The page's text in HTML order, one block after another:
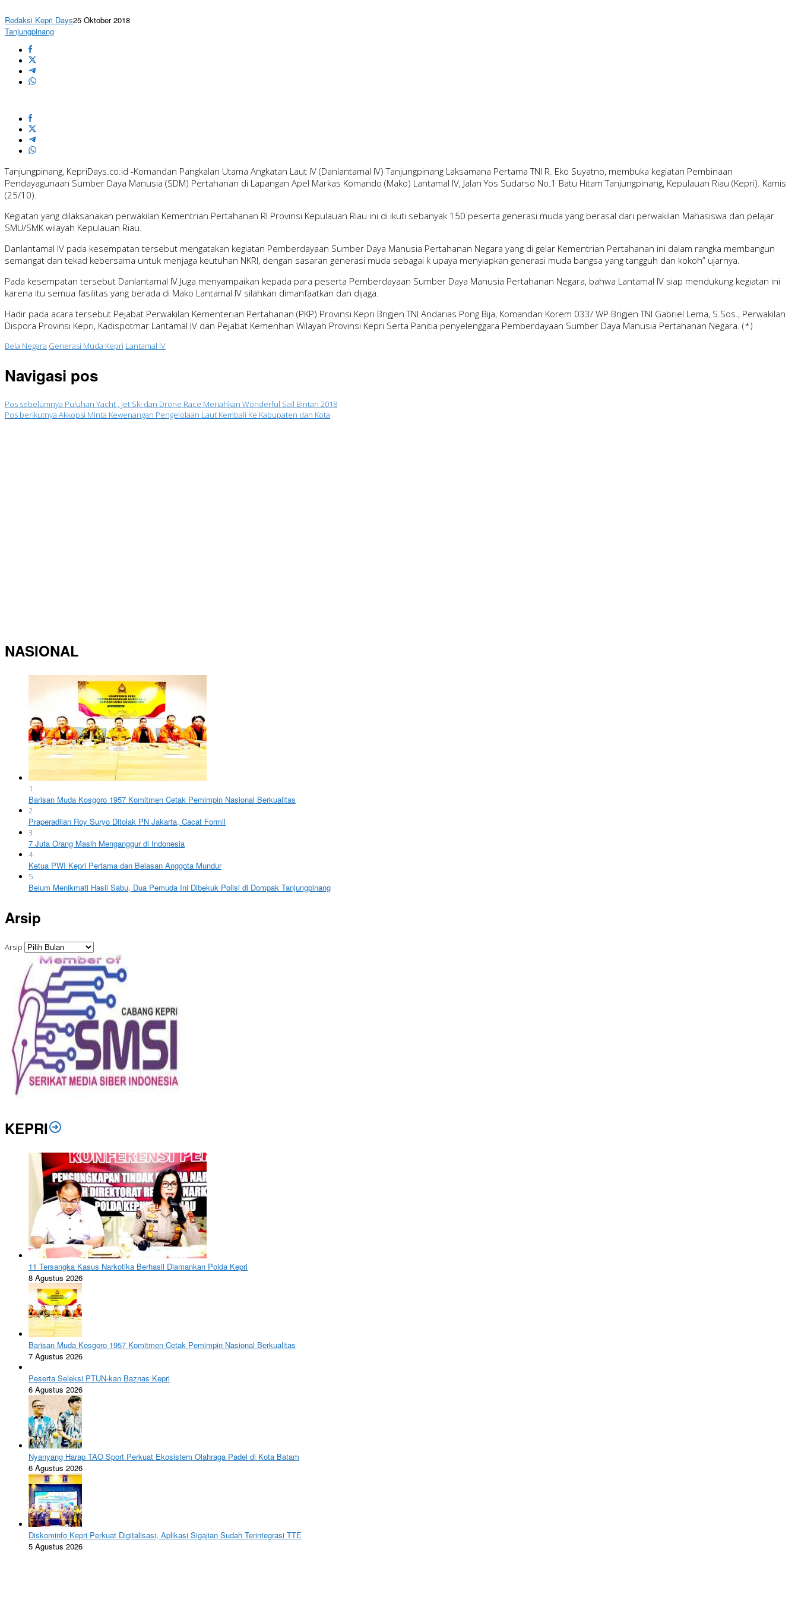
Redaksi Kepri Days25 Oktober 2018
Tanjungpinang
Tanjungpinang, KepriDays.co.id -Komandan Pangkalan Utama Angkatan Laut IV (Danlantamal IV) Tanjungpinang Laksamana Pertama TNI R. Eko Suyatno, membuka kegiatan Pembinaan
Pendayagunaan Sumber Daya Manusia (SDM) Pertahanan di Lapangan Apel Markas Komando (Mako) Lantamal IV, Jalan Yos Sudarso No.1 Batu Hitam Tanjungpinang, Kepulauan Riau (Kepri). Kamis
(25/10).
Kegiatan yang dilaksanakan perwakilan Kementrian Pertahanan RI Provinsi Kepulauan Riau ini di ikuti sebanyak 150 peserta generasi muda yang berasal dari perwakilan Mahasiswa dan pelajar
SMU/SMK wilayah Kepulauan Riau.
Danlantamal IV pada kesempatan tersebut mengatakan kegiatan Pemberdayaan Sumber Daya Manusia Pertahanan Negara yang di gelar Kementrian Pertahanan ini dalam rangka membangun
semangat dan tekad kebersama untuk menjaga keutuhan NKRI, dengan sasaran generasi muda sebagai k upaya menyiapkan generasi muda bangsa yang tangguh dan kokoh” ujarnya.
Pada kesempatan tersebut Danlantamal IV Juga menyampaikan kepada para peserta Pemberdayaan Sumber Daya Manusia Pertahanan Negara, bahwa Lantamal IV siap mendukung kegiatan ini
karena itu semua fasilitas yang berada di Mako Lantamal IV silahkan dimanfaatkan dan dijaga.
Hadir pada acara tersebut Pejabat Perwakilan Kementerian Pertahanan (PKP) Provinsi Kepri Brigjen TNI Andarias Pong Bija, Komandan Korem 033/ WP Brigjen TNI Gabriel Lema, S.Sos., Perwakilan
Dispora Provinsi Kepri, Kadispotmar Lantamal IV dan Pejabat Kemenhan Wilayah Provinsi Kepri Serta Panitia penyelenggara Pemberdayaan Sumber Daya Manusia Pertahanan Negara. (*)
Bela Negara Generasi Muda Kepri Lantamal IV
Navigasi pos
Pos sebelumnya Puluhan Yacht , Jet Ski dan Drone Race Meriahkan Wonderful Sail Bintan 2018
Pos berikutnya Akkopsi Minta Kewenangan Pengelolaan Laut Kembali Ke Kabupaten dan Kota
NASIONAL
1
Barisan Muda Kosgoro 1957 Komitmen Cetak Pemimpin Nasional Berkualitas
2
Praperadilan Roy Suryo Ditolak PN Jakarta, Cacat Formil
3
7 Juta Orang Masih Menganggur di Indonesia
4
Ketua PWI Kepri Pertama dan Belasan Anggota Mundur
5
Belum Menikmati Hasil Sabu, Dua Pemuda Ini Dibekuk Polisi di Dompak Tanjungpinang
Arsip
Arsip
KEPRI
11 Tersangka Kasus Narkotika Berhasil Diamankan Polda Kepri
8 Agustus 2026
Barisan Muda Kosgoro 1957 Komitmen Cetak Pemimpin Nasional Berkualitas
7 Agustus 2026
Peserta Seleksi PTUN-kan Baznas Kepri
6 Agustus 2026
Nyanyang Harap TAO Sport Perkuat Ekosistem Olahraga Padel di Kota Batam
6 Agustus 2026
Diskominfo Kepri Perkuat Digitalisasi, Aplikasi Sigajian Sudah Terintegrasi TTE
5 Agustus 2026